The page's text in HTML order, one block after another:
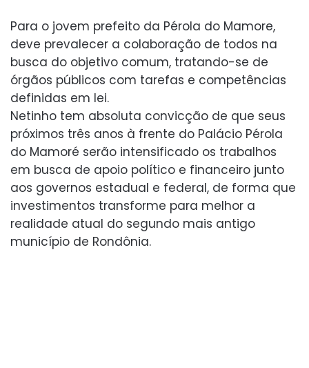
Para o jovem prefeito da Pérola do Mamore,
deve prevalecer a colaboração de todos na
busca do objetivo comum, tratando-se de
órgãos públicos com tarefas e competências
definidas em lei.
Netinho tem absoluta convicção de que seus
próximos três anos à frente do Palácio Pérola
do Mamoré serão intensificado os trabalhos
em busca de apoio político e financeiro junto
aos governos estadual e federal, de forma que
investimentos transforme para melhor a
realidade atual do segundo mais antigo
município de Rondônia.